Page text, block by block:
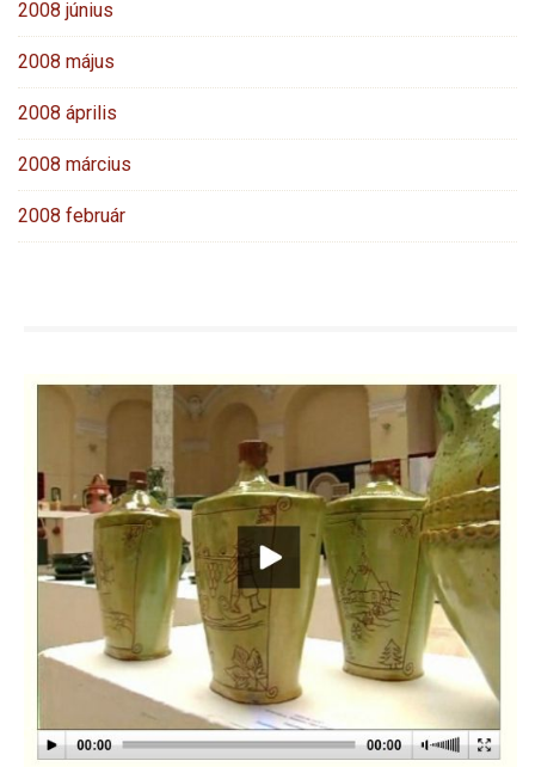
2008 június
2008 május
2008 április
2008 március
2008 február